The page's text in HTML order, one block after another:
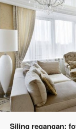
Siling regangan: